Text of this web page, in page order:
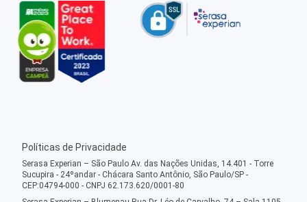
Políticas de Privacidade
Serasa Experian – São Paulo Av. das Nações Unidas, 14.401 - Torre
Sucupira - 24ºandar - Chácara Santo Antônio, São Paulo/SP -
CEP:04794-000 - CNPJ 62.173.620/0001-80